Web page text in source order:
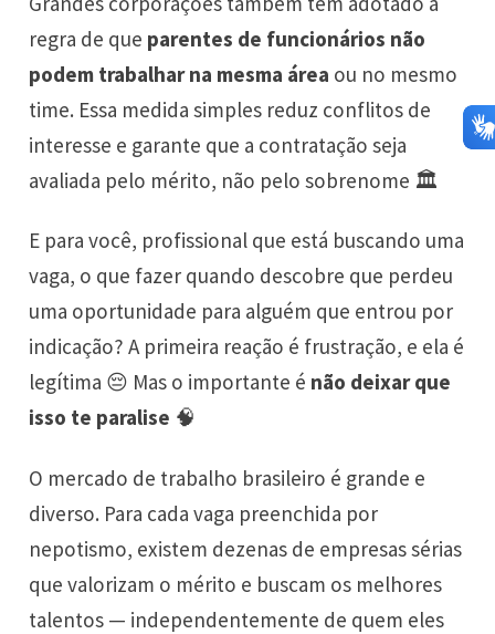
regra de que parentes de funcionários não
podem trabalhar na mesma área ou no mesmo
time. Essa medida simples reduz conflitos de
interesse e garante que a contratação seja
avaliada pelo mérito, não pelo sobrenome 🏛️
E para você, profissional que está buscando uma
vaga, o que fazer quando descobre que perdeu
uma oportunidade para alguém que entrou por
indicação? A primeira reação é frustração, e ela é
legítima 😔 Mas o importante é não deixar que
isso te paralise 🧠
O mercado de trabalho brasileiro é grande e
diverso. Para cada vaga preenchida por
nepotismo, existem dezenas de empresas sérias
que valorizam o mérito e buscam os melhores
talentos — independentemente de quem eles